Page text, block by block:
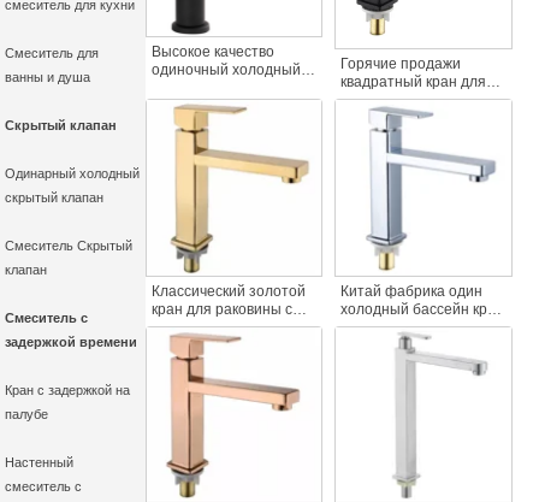
смеситель для кухни
Смеситель для
ванны и душа
Скрытый клапан
Одинарный холодный
скрытый клапан
Смеситель Скрытый
клапан
Смеситель с
задержкой времени
Кран с задержкой на
палубе
Настенный
смеситель с
Высокое качество
одиночный холодный
хорошее качество
матовый черный
палубе смонтирован
304 нержавеющей
стали одной ручкой
Горячие продажи
квадратный кран для
раковины один
холодной воды палубе
монтируется ручка
фантазии черный цинк
тела краны матовый
Классический золотой
кран для раковины с
одной холодной водой
цинковый золотой
корпус квадратный
кран для раковины с
одной ручкой для
ванной комнаты
Китай фабрика один
холодный бассейн кран
квадратный бассейн
кран воды с длинным
носиком цинковый
сплав ванная комната